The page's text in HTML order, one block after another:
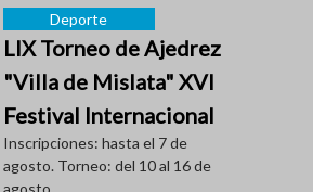
Deporte
LIX Torneo de Ajedrez
"Villa de Mislata" XVI
Festival Internacional
Inscripciones: hasta el 7 de
agosto. Torneo: del 10 al 16 de
agosto